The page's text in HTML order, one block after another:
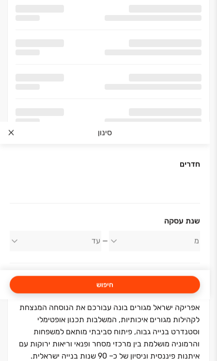
סינון
חדרים
שנת עסקה
חיפוש
אודות החברה
אפריקה ישראל מגורים
אפריקה ישראל מגורים בונה עבורכם את הנוסחה המנצחת
לקהילות מגורים איכותיות, המשלבות תכנון אופטימלי
וסטנדרט בנייה גבוה, פיתוח סביבתי מותאם למשפחות
והרמוניה מושלמת בין מרכזי מסחר ופנאי וריאות ירוקות עם
איתנות פיננסית וניסיון של כ‏– ‏90 שנות בנייה ישראלית.